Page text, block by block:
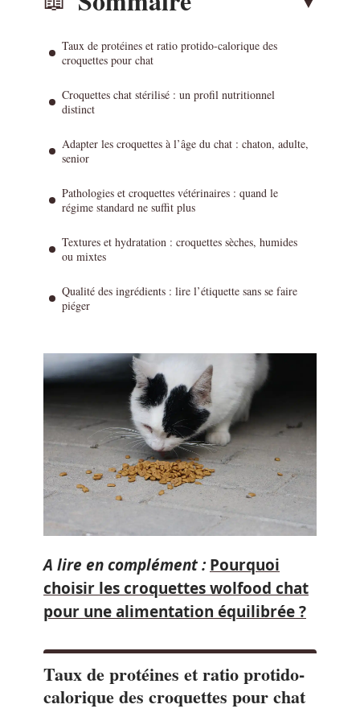
Taux de protéines et ratio protido-calorique des
croquettes pour chat
Croquettes chat stérilisé : un profil nutritionnel
distinct
Adapter les croquettes à l’âge du chat : chaton, adulte,
senior
Pathologies et croquettes vétérinaires : quand le
régime standard ne suffit plus
Textures et hydratation : croquettes sèches, humides
ou mixtes
Qualité des ingrédients : lire l’étiquette sans se faire
piéger
A lire en complément : Pourquoi
choisir les croquettes wolfood chat
pour une alimentation équilibrée ?
Taux de protéines et ratio protido-
calorique des croquettes pour chat